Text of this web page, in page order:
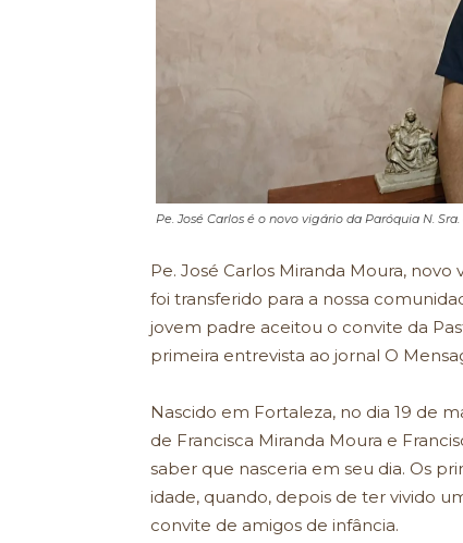
Pe. José Carlos é o novo vigário da Paróquia N.
Pe. José Carlos Miranda Moura,
foi transferido para a nossa
jovem padre aceitou o convite da
primeira entrevista ao jornal O
Nascido em Fortaleza, no dia 19 de
de Francisca Miranda Moura e
saber que nasceria em seu dia. Os
idade, quando, depois de ter vivido
convite de amigos de infância.